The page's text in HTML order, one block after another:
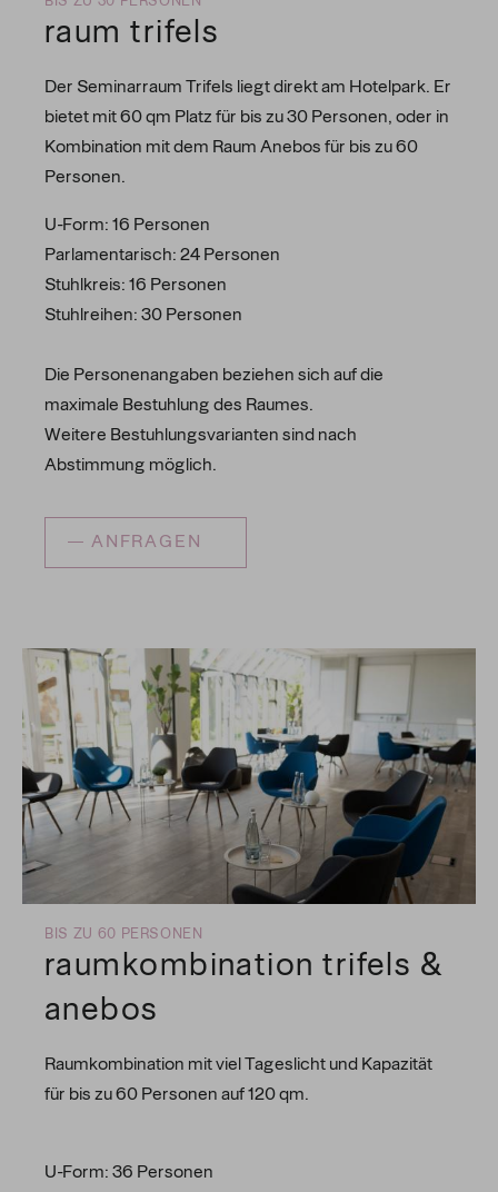
raum trifels
Der Seminarraum Trifels liegt direkt am Hotelpark. Er
bietet mit 60 qm Platz für bis zu 30 Personen, oder in
Kombination mit dem Raum Anebos für bis zu 60
Personen.
U-Form: 16 Personen
Parlamentarisch: 24 Personen
Stuhlkreis: 16 Personen
Stuhlreihen: 30 Personen
Die Personenangaben beziehen sich auf die
maximale Bestuhlung des Raumes.
Weitere Bestuhlungsvarianten sind nach
Abstimmung möglich.
ANFRAGEN
BIS ZU 60 PERSONEN
raumkombination trifels &
anebos
Raumkombination mit viel Tageslicht und Kapazität
für bis zu 60 Personen auf 120 qm.
U-Form: 36 Personen